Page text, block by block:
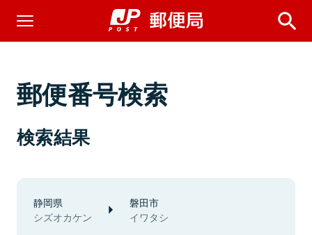
郵便番号検索
検索結果
静岡県
シズオカケン
磐田市
イワタシ